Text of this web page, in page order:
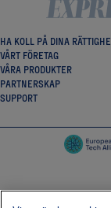
HA KOLL PÅ DINA
VÅRT FÖRETAG
VÅRA PRODUKTER
PARTNERSKAP
SUPPORT